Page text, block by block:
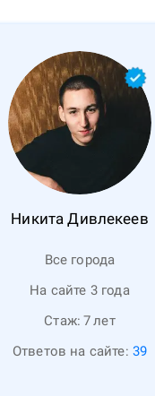
Никита Дивлекеев
Все города
На сайте 3 года
Стаж: 7лет
Ответов на сайте: 39